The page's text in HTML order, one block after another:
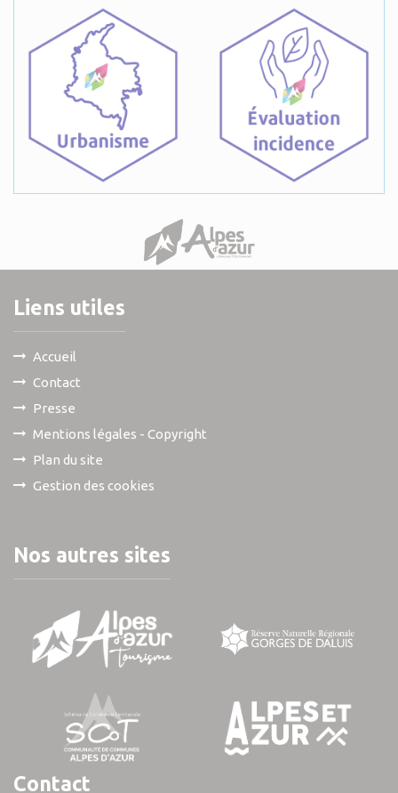
Liens utiles
Accueil
Contact
Presse
Mentions légales - Copyright
Plan du site
Gestion des cookies
Nos autres sites
Contact